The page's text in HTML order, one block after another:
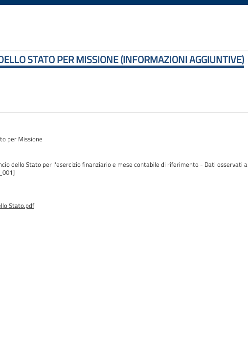
STATO PER MISSIONE (INFORMAZIONI AGGIUNTIVE)
per Missione
dello Stato per l'esercizio finanziario e mese contabile di riferimento - Dati osservati a
Stato.pdf